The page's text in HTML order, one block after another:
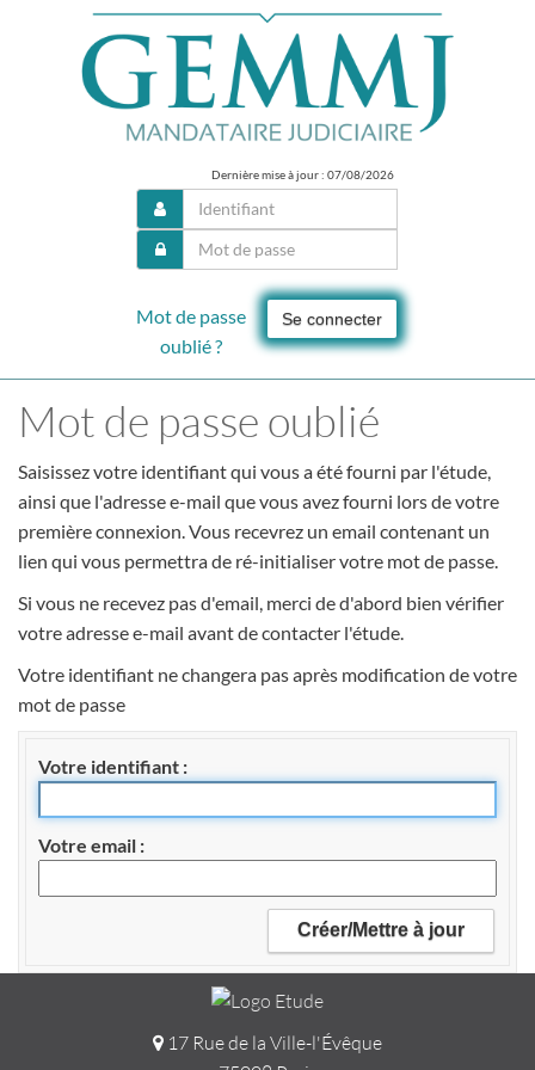
Dernière mise à jour : 07/08/2026
Se connecter
Mot de passe
oublié ?
Mot de passe oublié
Saisissez votre identifiant qui vous a été fourni par l'étude,
ainsi que l'adresse e-mail que vous avez fourni lors de votre
première connexion. Vous recevrez un email contenant un
lien qui vous permettra de ré-initialiser votre mot de passe.
Si vous ne recevez pas d'email, merci de d'abord bien vérifier
votre adresse e-mail avant de contacter l'étude.
Votre identifiant ne changera pas après modification de votre
mot de passe
Votre identifiant
Votre email
17 Rue de la Ville-l'Évêque